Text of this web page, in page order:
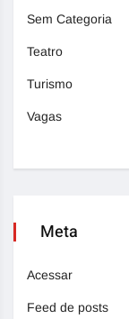
Sem Categoria
Teatro
Turismo
Vagas
Meta
Acessar
Feed de posts